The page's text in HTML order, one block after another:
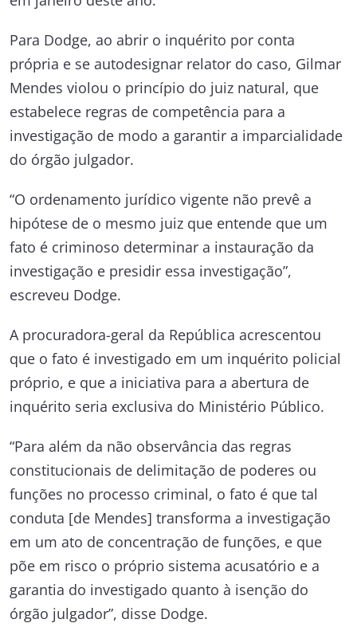
Para Dodge, ao abrir o inquérito por conta
própria e se autodesignar relator do caso, Gilmar
Mendes violou o princípio do juiz natural, que
estabelece regras de competência para a
investigação de modo a garantir a imparcialidade
do órgão julgador.
“O ordenamento jurídico vigente não prevê a
hipótese de o mesmo juiz que entende que um
fato é criminoso determinar a instauração da
investigação e presidir essa investigação”,
escreveu Dodge.
A procuradora-geral da República acrescentou
que o fato é investigado em um inquérito policial
próprio, e que a iniciativa para a abertura de
inquérito seria exclusiva do Ministério Público.
“Para além da não observância das regras
constitucionais de delimitação de poderes ou
funções no processo criminal, o fato é que tal
conduta [de Mendes] transforma a investigação
em um ato de concentração de funções, e que
põe em risco o próprio sistema acusatório e a
garantia do investigado quanto à isenção do
órgão julgador”, disse Dodge.